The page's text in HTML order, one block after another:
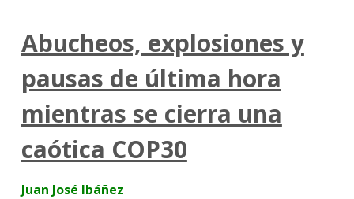
Abucheos, explosiones y
pausas de última hora
mientras se cierra una
caótica COP30
Juan José Ibáñez